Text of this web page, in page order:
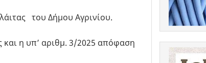
του Δήμου Αγρινίου.
η υπ’ αριθμ. 3/2025 απόφαση